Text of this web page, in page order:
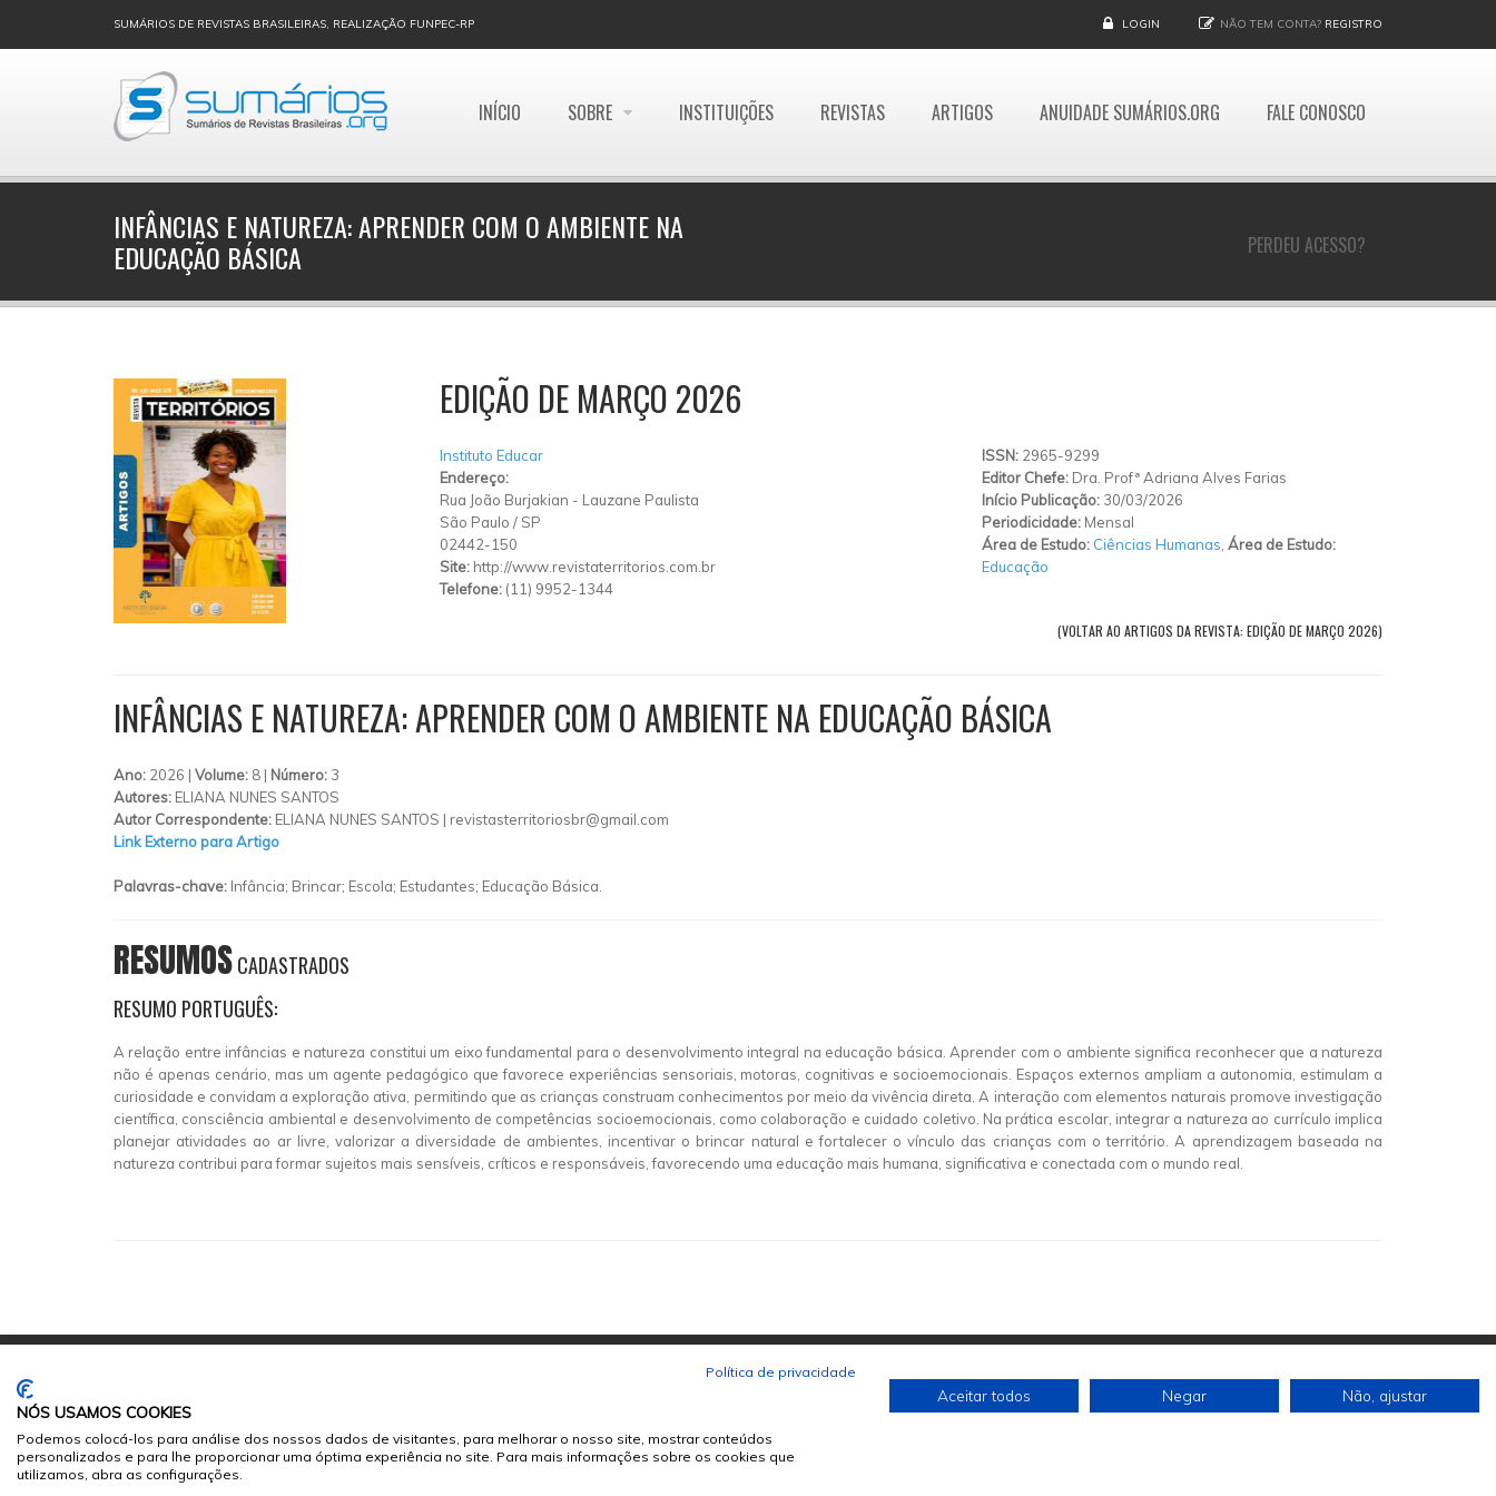
SUMÁRIOS DE REVISTAS BRASILEIRAS, REALIZAÇÃO FUNPEC-RP LOGIN NÃO TEM CONTA? REGISTRO
INÍCIO SOBRE INSTITUIÇÕES REVISTAS ARTIGOS ANUIDADE SUMÁRIOS.ORG FALE CONOSCO
PERDEU ACESSO?
INFÂNCIAS E NATUREZA: APRENDER COM O AMBIENTE NA
EDUCAÇÃO BÁSICA
EDIÇÃO DE MARÇO 2026
Instituto Educar
Endereço:
Rua João Burjakian - Lauzane Paulista
São Paulo / SP
02442-150
Site: http://www.revistaterritorios.com.br
Telefone: (11) 9952-1344
ISSN: 2965-9299
Editor Chefe: Dra. Profª Adriana Alves Farias
Início Publicação: 30/03/2026
Periodicidade: Mensal
Área de Estudo: Ciências Humanas Área de Estudo:
Educação
(VOLTAR AO ARTIGOS DA REVISTA: EDIÇÃO DE MARÇO 2026)
INFÂNCIAS E NATUREZA: APRENDER COM O AMBIENTE NA EDUCAÇÃO BÁSICA
Ano: 2026 | Volume: 8 | Número: 3
Autores: ELIANA NUNES SANTOS
Autor Correspondente: ELIANA NUNES SANTOS | revistasterritoriosbr@gmail.com
Link Externo para Artigo
Palavras-chave: Infância; Brincar; Escola; Estudantes; Educação Básica.
RESUMOSCADASTRADOS
RESUMO PORTUGUÊS:
A relação entre infâncias e natureza constitui um eixo fundamental para o desenvolvimento integral na educação básica. Aprender com o ambiente significa reconhecer que a natureza
não é apenas cenário, mas um agente pedagógico que favorece experiências sensoriais, motoras, cognitivas e socioemocionais. Espaços externos ampliam a autonomia, estimulam a
curiosidade e convidam a exploração ativa, permitindo que as crianças construam conhecimentos por meio da vivência direta. A interação com elementos naturais promove investigação
científica, consciência ambiental e desenvolvimento de competências socioemocionais, como colaboração e cuidado coletivo. Na prática escolar, integrar a natureza ao currículo implica
planejar atividades ao ar livre, valorizar a diversidade de ambientes, incentivar o brincar natural e fortalecer o vínculo das crianças com o território. A aprendizagem baseada na
natureza contribui para formar sujeitos mais sensíveis, críticos e responsáveis, favorecendo uma educação mais humana, significativa e conectada com o mundo real.
© 2026Sumários.org. Todos os Direitos Reservados
Desenvolvido por
Política de privacidade
NÓS USAMOS COOKIES
Podemos colocá-los para análise dos nossos dados de visitantes, para melhorar o nosso site, mostrar conteúdos
personalizados e para lhe proporcionar uma óptima experiência no site. Para mais informações sobre os cookies que
utilizamos, abra as configurações.
Aceitar todos Negar Não, ajustar